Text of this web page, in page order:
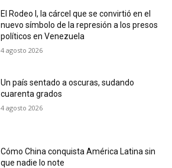
El Rodeo I, la cárcel que se convirtió en el
nuevo símbolo de la represión a los presos
políticos en Venezuela
4 agosto 2026
Un país sentado a oscuras, sudando
cuarenta grados
4 agosto 2026
Cómo China conquista América Latina sin
que nadie lo note